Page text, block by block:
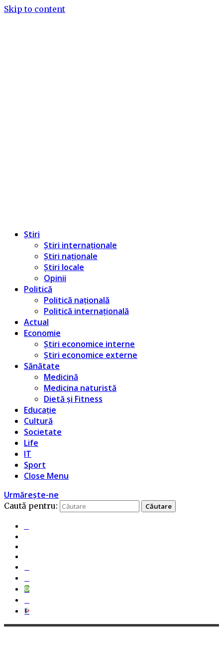
Skip to content
Știri
Știri internaționale
Știri naționale
Știri locale
Opinii
Politică
Politică națională
Politică internațională
Actual
Economie
Știri economice interne
Știri economice externe
Sănătate
Medicină
Medicina naturistă
Dietă și Fitness
Educație
Cultură
Societate
Life
IT
Sport
Close Menu
Urmărește-ne
Caută pentru: